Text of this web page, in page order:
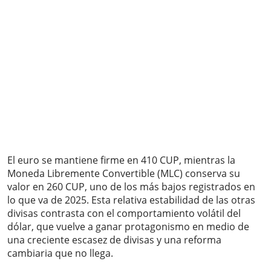
El euro se mantiene firme en 410 CUP, mientras la
Moneda Libremente Convertible (MLC) conserva su
valor en 260 CUP, uno de los más bajos registrados en
lo que va de 2025. Esta relativa estabilidad de las otras
divisas contrasta con el comportamiento volátil del
dólar, que vuelve a ganar protagonismo en medio de
una creciente escasez de divisas y una reforma
cambiaria que no llega.